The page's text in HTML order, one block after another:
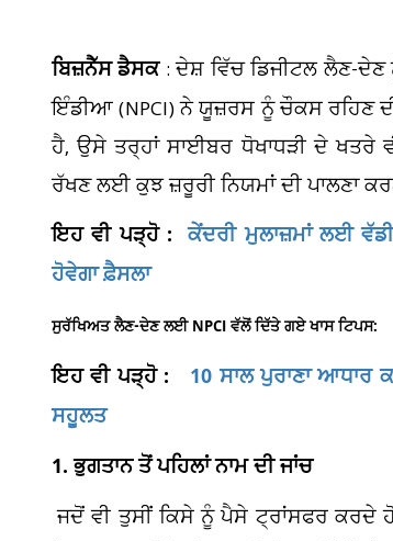
ਬਿਜ਼ਨੈੱਸ ਡੈਸਕ: ਦੇਸ਼ ਵਿੱਚ ਡਿਜੀਟਲ ਲੈਣ-
ਇੰਡੀਆ (NPCI) ਨੇ ਯੂਜ਼ਰਸ ਨੂੰ ਚੌਕਸ ਰਹਿਣ ਦੀ
ਹੈ, ਉਸੇ ਤਰ੍ਹਾਂ ਸਾਈਬਰ ਧੋਖਾਧੜੀ ਦੇ ਖਤਰੇ
ਰੱਖਣ ਲਈ ਕੁਝ ਜ਼ਰੂਰੀ ਨਿਯਮਾਂ ਦੀ ਪਾਲਣਾ
ਇਹ ਵੀ ਪੜ੍ਹੋ :ਕੇਂਦਰੀ ਮੁਲਾਜ਼ਮਾਂ ਲਈ
ਹੋਵੇਗਾ ਫ਼ੈਸਲਾ
ਸੁਰੱਖਿਅਤ ਲੈਣ-ਦੇਣ ਲਈ NPCI ਵੱਲੋਂ ਦਿੱਤੇ ਗਏ ਖਾਸ ਟਿਪਸ:
ਇਹ ਵੀ ਪੜ੍ਹੋ : 10 ਸਾਲ ਪੁਰਾਣਾ
ਸਹੂਲਤ
1. ਭੁਗਤਾਨ ਤੋਂ ਪਹਿਲਾਂ ਨਾਮ ਦੀ ਜਾਂਚ
ਜਦੋਂ ਵੀ ਤੁਸੀਂ ਕਿਸੇ ਨੂੰ ਪੈਸੇ ਟ੍ਰਾਂਸਫਰ ਕਰਦੇ